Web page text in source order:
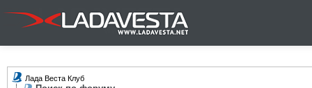
Лада Веста Клуб